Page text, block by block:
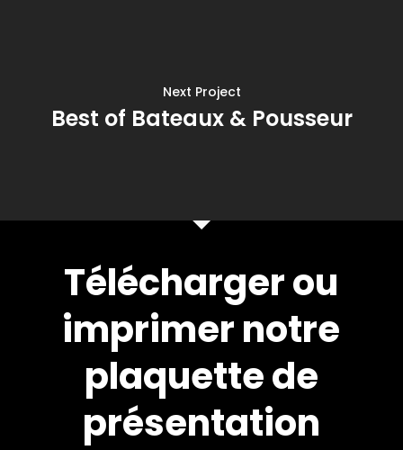
Next Project
Best of Bateaux & Pousseur
Télécharger ou
imprimer notre
plaquette de
présentation